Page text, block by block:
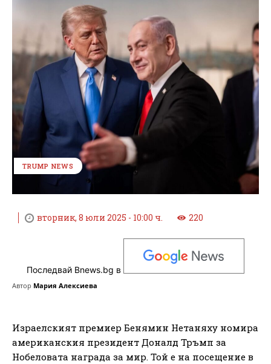
TRUMP NEWS
вторник, 8 юли 2025 - 10:00 ч. 220
Последвай Bnews.bg в
Автор Мария Алексиева
Израелският премиер Бенямин Нетаняху номира
американския президент Доналд Тръмп за
Нобеловата награда за мир. Той е на посещение в